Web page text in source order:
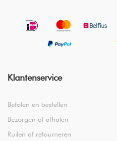
Klantenservice
Betalen en bestellen
Bezorgen of afhalen
Ruilen of retourneren